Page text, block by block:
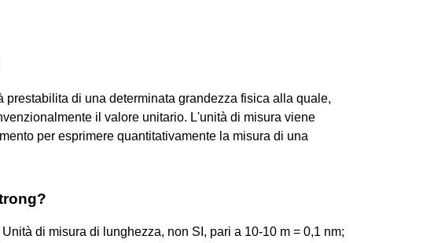
prestabilita di una determinata grandezza fisica alla quale,
il valore unitario. L'unità di misura viene
per esprimere quantitativamente la misura di una
di misura di lunghezza, non SI, pari a 10-10 m = 0,1 nm;